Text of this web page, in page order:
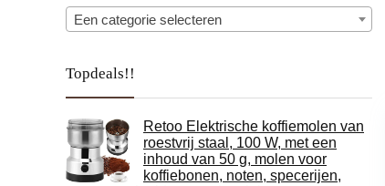
Een categorie selecteren
Topdeals!!
Retoo Elektrische koffiemolen van
roestvrij staal, 100 W, met een
inhoud van 50 g, molen voor
koffiebonen, noten, specerijen,